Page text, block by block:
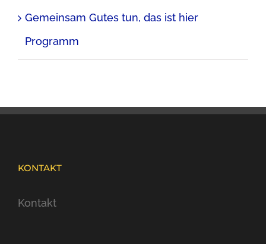
Gemeinsam Gutes tun, das ist hier
Programm
KONTAKT
Kontakt